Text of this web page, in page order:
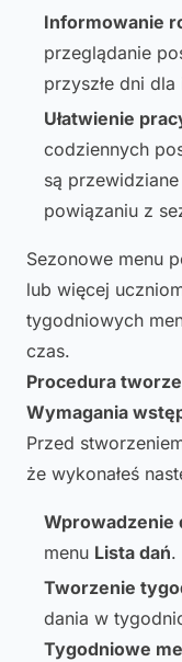
Informowanie
przeglądanie
przyszłe dni
Ułatwienie
codziennych
są
powiązaniu z
Sezonowe menu
lub więcej
tygodniowych
czas.
Procedura
Wymagania
Przed
że wykonałeś
Wprowadzenie
menu Lista dań.
Tworzenie
dania w
Tygodniowe